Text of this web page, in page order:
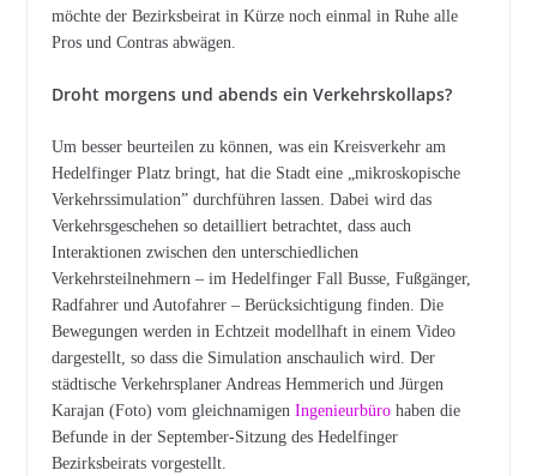
möchte der Bezirksbeirat in Kürze noch einmal in Ruhe alle
Pros und Contras abwägen.
Droht morgens und abends ein Verkehrskollaps?
Um besser beurteilen zu können, was ein Kreisverkehr am
Hedelfinger Platz bringt, hat die Stadt eine „mikroskopische
Verkehrssimulation” durchführen lassen. Dabei wird das
Verkehrsgeschehen so detailliert betrachtet, dass auch
Interaktionen zwischen den unterschiedlichen
Verkehrsteilnehmern – im Hedelfinger Fall Busse, Fußgänger,
Radfahrer und Autofahrer – Berücksichtigung finden. Die
Bewegungen werden in Echtzeit modellhaft in einem Video
dargestellt, so dass die Simulation anschaulich wird. Der
städtische Verkehrsplaner Andreas Hemmerich und Jürgen
Karajan (Foto) vom gleichnamigen Ingenieurbürohaben die
Befunde in der September-Sitzung des Hedelfinger
Bezirksbeirats vorgestellt.